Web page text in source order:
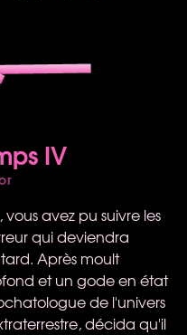
IV
avez pu suivre les
qui deviendra
Après moult
et un gode en état
de l'univers
décida qu'il